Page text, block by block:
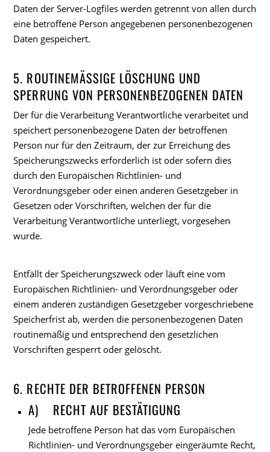
Daten der Server-Logfiles werden getrennt von allen durch
eine betroffene Person angegebenen personenbezogenen
Daten gespeichert.
5. ROUTINEMÄSSIGE LÖSCHUNG UND S
PERRUNG VON PERSONENBEZOGENEN DATEN
Der für die Verarbeitung Verantwortliche verarbeitet und
speichert personenbezogene Daten der betroffenen
Person nur für den Zeitraum, der zur Erreichung des
Speicherungszwecks erforderlich ist oder sofern dies
durch den Europäischen Richtlinien- und
Verordnungsgeber oder einen anderen Gesetzgeber in
Gesetzen oder Vorschriften, welchen der für die
Verarbeitung Verantwortliche unterliegt, vorgesehen
wurde.
Entfällt der Speicherungszweck oder läuft eine vom
Europäischen Richtlinien- und Verordnungsgeber oder
einem anderen zuständigen Gesetzgeber vorgeschriebene
Speicherfrist ab, werden die personenbezogenen Daten
routinemäßig und entsprechend den gesetzlichen
Vorschriften gesperrt oder gelöscht.
6. RECHTE DER BETROFFENEN PERSON
A) RECHT AUF BESTÄTIGUNG
Jede betroffene Person hat das vom Europäischen
Richtlinien- und Verordnungsgeber eingeräumte Recht,